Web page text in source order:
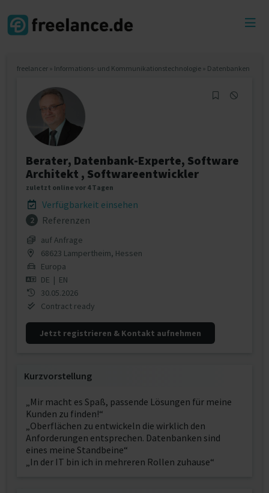
freelancer » Informations- und Kommunikationstechnologie » Datenbanken
Berater, Datenbank-Experte, Software
Architekt , Softwareentwickler
zuletzt online vor 4 Tagen
Verfügbarkeit einsehen
2 Referenzen
auf Anfrage
68623 Lampertheim, Hessen
Europa
DE | EN
30.05.2026
Contract ready
Jetzt registrieren & Kontakt aufnehmen
Kurzvorstellung
„Mir macht es Spaß, passende Lösungen für meine
Kunden zu finden!“
„Oberflächen zu entwickeln die wirklich den
Anforderungen entsprechen. Datenbanken sind
eines meine Standbeine“
„In der IT bin ich in mehreren Rollen zuhause“